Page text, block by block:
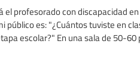
el profesorado con discapacidad
público es: "¿Cuántos tuviste en
escolar?" En una sala de 50-